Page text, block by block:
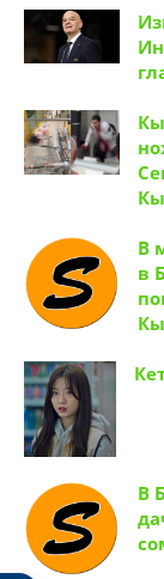
В
в
В